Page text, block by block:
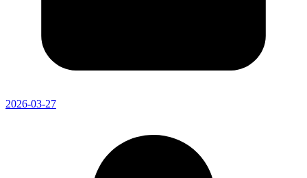
2026-03-27